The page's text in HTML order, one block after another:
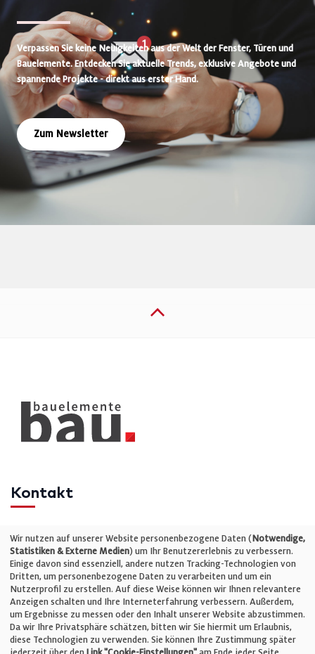
Verpassen Sie keine Neuigkeiten aus der Welt der Fenster, Türen und
Bauelemente. Entdecken Sie aktuelle Trends, exklusive Angebote und
spannende Projekte - direkt aus erster Hand.
Zum Newsletter
Kontakt
Telefon: +49 (0)711 2585563-0
E-Mail:info@bauelemente-bau.eu
Unternehmen
Impressum
Wir nutzen auf unserer Website personenbezogene Daten (Notwendige,
Statistiken & Externe Medien) um Ihr Benutzererlebnis zu verbessern.
Einige davon sind essenziell, andere nutzen Tracking-Technologien von
Dritten, um personenbezogene Daten zu verarbeiten und um ein
Nutzerprofil zu erstellen. Auf diese Weise können wir Ihnen relevantere
Anzeigen schalten und Ihre Interneterfahrung verbessern. Außerdem,
um Ergebnisse zu messen oder den Inhalt unserer Website abzustimmen.
Da wir Ihre Privatsphäre schätzen, bitten wir Sie hiermit um Erlaubnis,
diese Technologien zu verwenden. Sie können Ihre Zustimmung später